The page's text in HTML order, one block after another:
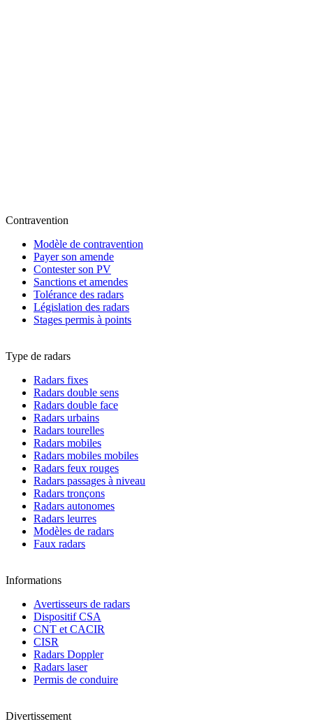
Contravention
Modèle de contravention
Payer son amende
Contester son PV
Sanctions et amendes
Tolérance des radars
Législation des radars
Stages permis à points
Type de radars
Radars fixes
Radars double sens
Radars double face
Radars urbains
Radars tourelles
Radars mobiles
Radars mobiles mobiles
Radars feux rouges
Radars passages à niveau
Radars tronçons
Radars autonomes
Radars leurres
Modèles de radars
Faux radars
Informations
Avertisseurs de radars
Dispositif CSA
CNT et CACIR
CISR
Radars Doppler
Radars laser
Permis de conduire
Divertissement